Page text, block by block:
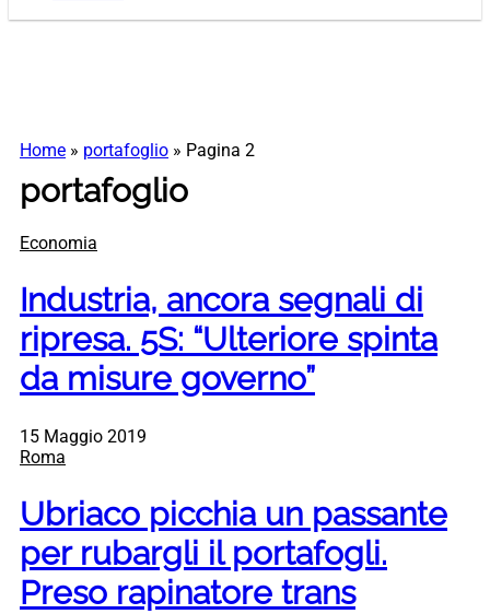
Home » portafoglio » Pagina 2
portafoglio
Economia
Industria, ancora segnali di
ripresa. 5S: “Ulteriore spinta
da misure governo”
15 Maggio 2019
Roma
Ubriaco picchia un passante
per rubargli il portafogli.
Preso rapinatore trans